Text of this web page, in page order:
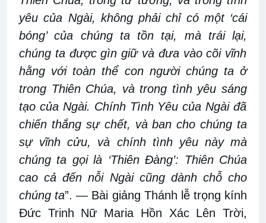
yêu của Ngài, không phải chỉ có một ‘cái
bóng’ của chúng ta tồn tại, mà tráilại,
chúng ta được gìn giữ và đưa vào cõi vĩnh
hằng với toàn thể con người chúng ta ở
trong Thiên Chúa, vàtrong tình yêu sáng
tạo của Ngài. Chính Tình Yêu của Ngàiđã
chiến thắng sự chết, và ban cho chúng ta
sự vĩnh cửu,
và chính tình yêu này mà
chúng ta gọi là ‘Thiên Đàng’: Thiên Chúa
cao cả đến nỗi Ngài cũng dành chỗ cho
chúng ta”.— Bài giảng Thánh lễ trọng kính
Đức Trinh Nữ Maria Hồn Xác Lên Trời,